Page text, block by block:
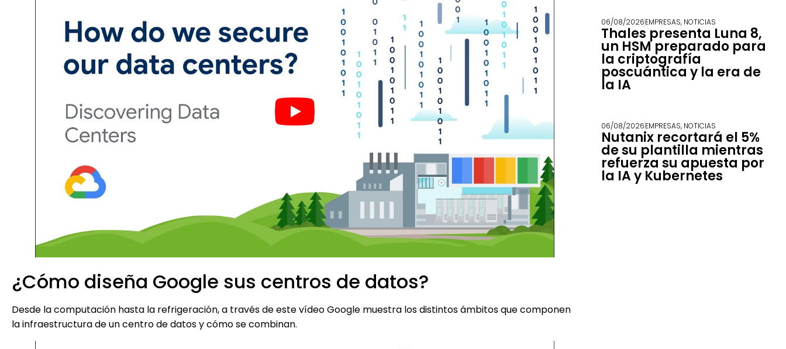
¿Cómo diseña Google sus centros de datos?
Desde la computación hasta la refrigeración, a través de este vídeo Google muestra los distintos ámbitos que componen
la infraestructura de un centro de datos y cómo se combinan.
06/08/2026EMPRESAS, NOTICIAS
Thales presenta Luna 8,
un HSM preparado para
la criptografía
poscuántica y la era de
la IA
06/08/2026EMPRESAS, NOTICIAS
Nutanix recortará el 5%
de su plantilla mientras
refuerza su apuesta por
la IA y Kubernetes